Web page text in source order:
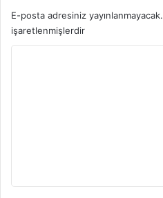
E-posta adresiniz yayınlanmayacak.
işaretlenmişlerdir